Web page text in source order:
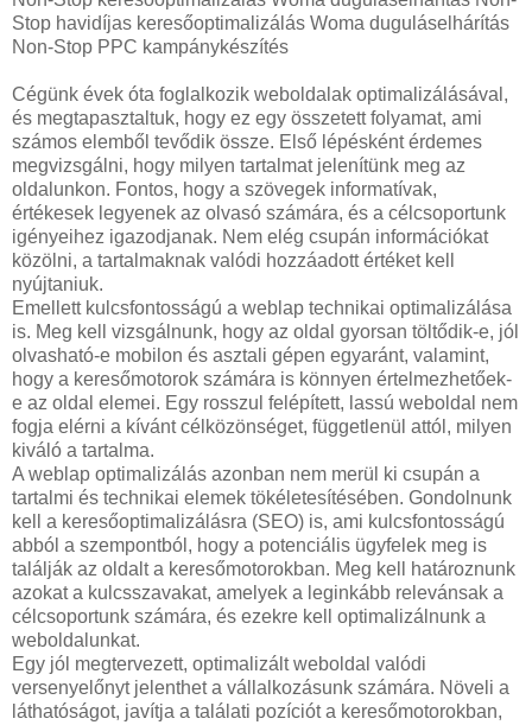
Stop havidíjas keresőoptimalizálás Woma duguláselhárítás
Non-Stop PPC kampánykészítés
Cégünk évek óta foglalkozik weboldalak optimalizálásával,
és megtapasztaltuk, hogy ez egy összetett folyamat, ami
számos elemből tevődik össze. Első lépésként érdemes
megvizsgálni, hogy milyen tartalmat jelenítünk meg az
oldalunkon. Fontos, hogy a szövegek informatívak,
értékesek legyenek az olvasó számára, és a célcsoportunk
igényeihez igazodjanak. Nem elég csupán információkat
közölni, a tartalmaknak valódi hozzáadott értéket kell
nyújtaniuk.
Emellett kulcsfontosságú a weblap technikai optimalizálása
is. Meg kell vizsgálnunk, hogy az oldal gyorsan töltődik-e, jól
olvasható-e mobilon és asztali gépen egyaránt, valamint,
hogy a keresőmotorok számára is könnyen értelmezhetőek-
e az oldal elemei. Egy rosszul felépített, lassú weboldal nem
fogja elérni a kívánt célközönséget, függetlenül attól, milyen
kiváló a tartalma.
A weblap optimalizálás azonban nem merül ki csupán a
tartalmi és technikai elemek tökéletesítésében. Gondolnunk
kell a keresőoptimalizálásra (SEO) is, ami kulcsfontosságú
abból a szempontból, hogy a potenciális ügyfelek meg is
találják az oldalt a keresőmotorokban. Meg kell határoznunk
azokat a kulcsszavakat, amelyek a leginkább relevánsak a
célcsoportunk számára, és ezekre kell optimalizálnunk a
weboldalunkat.
Egy jól megtervezett, optimalizált weboldal valódi
versenyelőnyt jelenthet a vállalkozásunk számára. Növeli a
láthatóságot, javítja a találati pozíciót a keresőmotorokban,